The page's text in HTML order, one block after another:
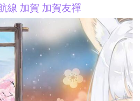
線 加賀 加賀友禪